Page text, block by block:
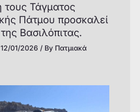
τους Τάγματος
Πάτμου προσκαλεί
Βασιλόπιτας.
12/01/2026 / By Πατμιακά